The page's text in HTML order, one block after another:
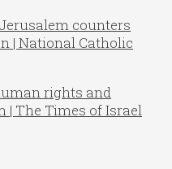
counters
| National Catholic
rights and
| The Times of Israel